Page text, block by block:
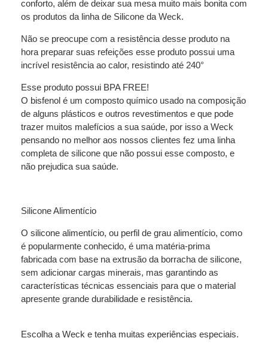
conforto, além de deixar sua mesa muito mais bonita com
os produtos da linha de Silicone da Weck.
Não se preocupe com a resistência desse produto na
hora preparar suas refeições esse produto possui uma
incrível resistência ao calor, resistindo até 240°
Esse produto possui BPA FREE!
O bisfenol é um composto químico usado na composição
de alguns plásticos e outros revestimentos e que pode
trazer muitos malefícios a sua saúde, por isso a Weck
pensando no melhor aos nossos clientes fez uma linha
completa de silicone que não possui esse composto, e
não prejudica sua saúde.
Silicone Alimentício
O silicone alimentício, ou perfil de grau alimentício, como
é popularmente conhecido, é uma matéria-prima
fabricada com base na extrusão da borracha de silicone,
sem adicionar cargas minerais, mas garantindo as
características técnicas essenciais para que o material
apresente grande durabilidade e resistência.
Escolha a Weck e tenha muitas experiências especiais.